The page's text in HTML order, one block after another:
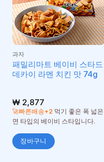
과자
패밀리마트 베이비 스타드
데카이 라멘 치킨 맛 74g
₩2,877
🚀빠른배송+2먹기 좋은 폭 넓은
면 타입의 베이비 스타입니다.
장바구니